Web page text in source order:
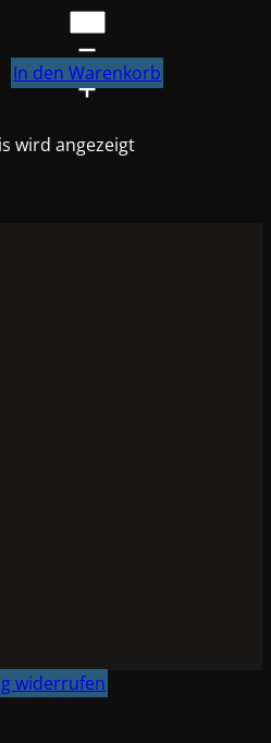
€ 41,01
FINIXA
Druckregler
für
SPG800+900
In den Warenkorb
wird angezeigt
widerrufen